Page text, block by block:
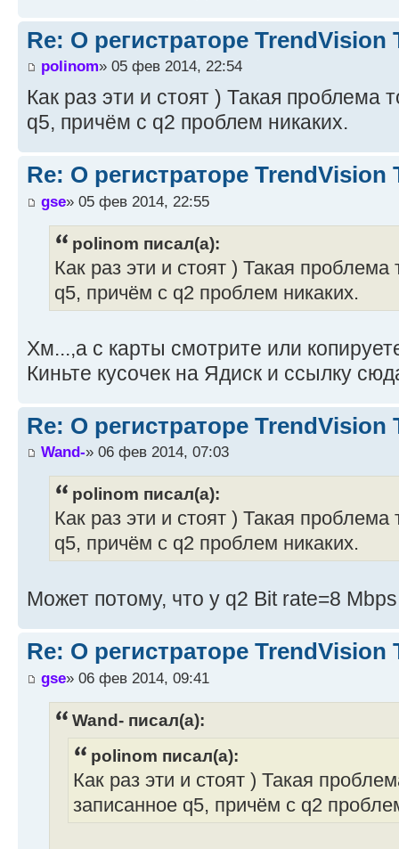
Re: О регистраторе TrendVision
polinom» 05 фев 2014, 22:54
Как раз эти и стоят ) Такая проблема
q5, причём с q2 проблем никаких.
Re: О регистраторе TrendVision
gse» 05 фев 2014, 22:55
polinom писал(а):
Как раз эти и стоят ) Такая
q5, причём с q2 проблем никаких.
Хм...,а с карты смотрите или
Киньте кусочек на Ядиск и ссылку
Re: О регистраторе TrendVision
Wand-» 06 фев 2014, 07:03
polinom писал(а):
Как раз эти и стоят ) Такая
q5, причём с q2 проблем никаких.
Может потому, что у q2 Bit rate=8
Re: О регистраторе TrendVision
gse» 06 фев 2014, 09:41
Wand- писал(а):
polinom писал(а):
Как раз эти и стоят ) Такая
записанное q5, причём с q2